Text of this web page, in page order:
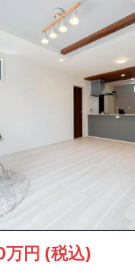
置
ラン）採用 月額サービ
洗面空間 オープンサ
能
ン控除額の優遇、
固定
リットが受けられます。
ー 1.5倍
対象です。
求 受付中
水曜休み）
円 (税込)